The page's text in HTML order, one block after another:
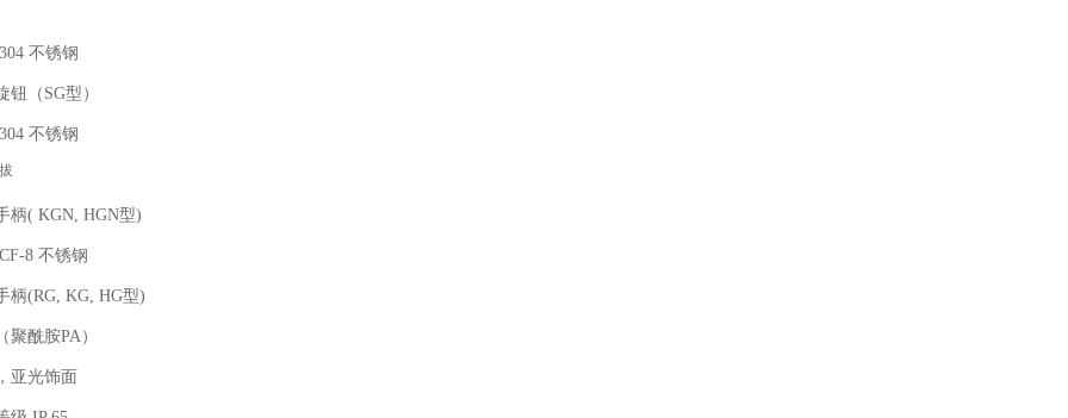
不锈钢
钮（SG型）
不锈钢
柄( KGN, HGN型)
8 不锈钢
柄(RG, KG, HG型)
聚酰胺PA）
亚光饰面